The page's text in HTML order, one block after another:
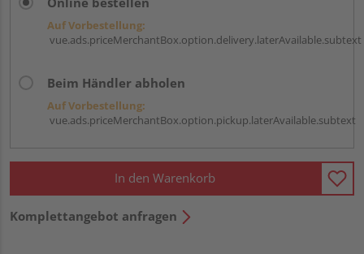
Auf Vorbestellung:
vue.ads.priceMerchantBox.option.delivery.laterAvailable.subtext
Beim Händler abholen
Auf Vorbestellung:
vue.ads.priceMerchantBox.option.pickup.laterAvailable.subtext
In den Warenkorb
Komplettangebot anfragen